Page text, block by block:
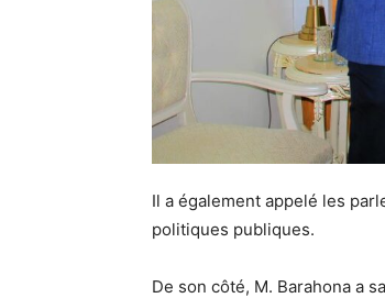
Il a également appelé les
politiques publiques.
De son côté, M. Barahona a